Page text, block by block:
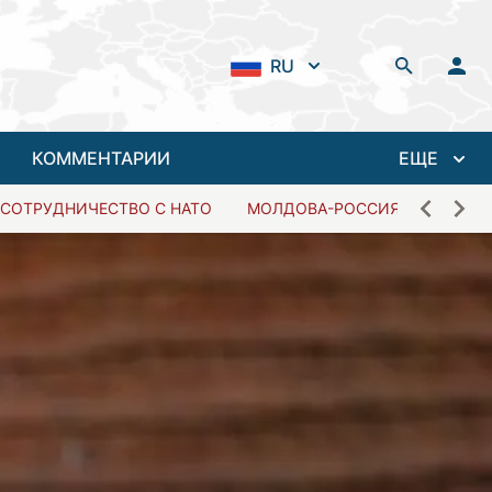
RU
КОММЕНТАРИИ ЕЩЕ
СОТРУДНИЧЕСТВО С НАТО МОЛДОВА-РОССИЯ